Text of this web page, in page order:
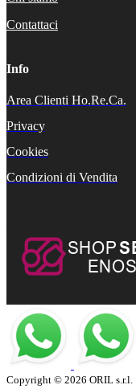
Contattaci
Info
Area Clienti Ho.Re.Ca.
Privacy
Cookies
Condizioni di Vendita
Copyright © 2026 ORIL